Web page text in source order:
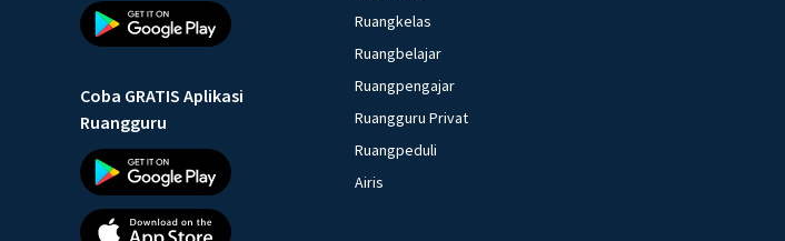
Coba GRATIS Aplikasi
Ruangguru
Ruangkelas
Ruangbelajar
Ruangpengajar
Ruangguru Privat
Ruangpeduli
Airis